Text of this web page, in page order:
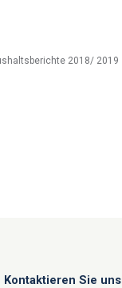
2018/ 2019
Kontaktieren Sie uns